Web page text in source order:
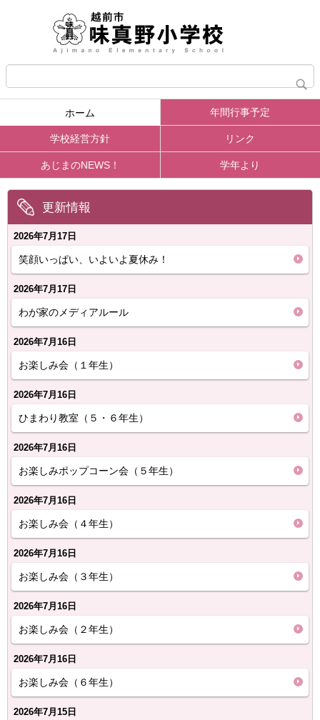
ホーム 年間行事予定
学校経営方針 リンク
あじまのNEWS！ 学年より
更新情報
2026年7月17日
笑顔いっぱい、いよいよ夏休み！
2026年7月17日
わが家のメディアルール
2026年7月16日
お楽しみ会（１年生）
2026年7月16日
ひまわり教室（５・６年生）
2026年7月16日
お楽しみポップコーン会（５年生）
2026年7月16日
お楽しみ会（４年生）
2026年7月16日
お楽しみ会（３年生）
2026年7月16日
お楽しみ会（２年生）
2026年7月16日
お楽しみ会（６年生）
2026年7月15日